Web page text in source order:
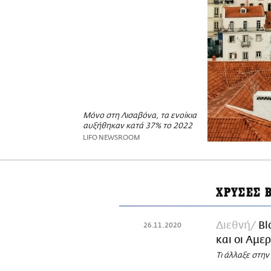
Μόνο στη Λισαβόνα, τα ενοίκια
αυξήθηκαν κατά 37% το 2022
LIFO NEWSROOM
ΧΡΥΣΕΣ
26.11.2020 Διεθνή
και οι
Τι άλλαξε